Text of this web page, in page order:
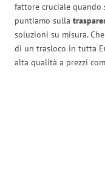
fattore cruciale quando
puntiamo sulla
soluzioni su misura.
di un trasloco in tutta
alta qualità a prezzi